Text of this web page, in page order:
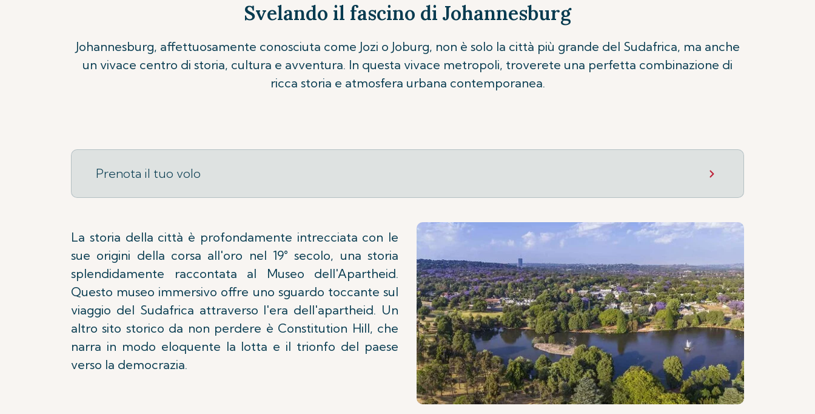
Svelando il fascino di Johannesburg
Johannesburg, affettuosamente conosciuta come Jozi o Joburg, non è solo la città più grande del Sudafrica, ma anche
un vivace centro di storia, cultura e avventura. In questa vivace metropoli, troverete una perfetta combinazione di
ricca storia e atmosfera urbana contemporanea.
Prenota il tuo volo
La storia della città è profondamente intrecciata con le
sue origini della corsa all'oro nel 19° secolo, una storia
splendidamente raccontata al Museo dell'Apartheid.
Questo museo immersivo offre uno sguardo toccante sul
viaggio del Sudafrica attraverso l'era dell'apartheid. Un
altro sito storico da non perdere è Constitution Hill, che
narra in modo eloquente la lotta e il trionfo del paese
verso la democrazia.